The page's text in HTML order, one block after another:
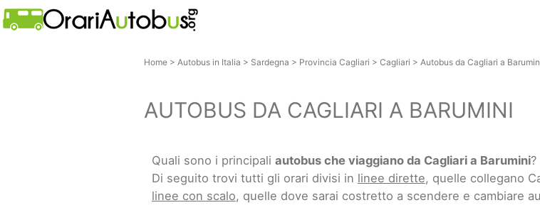
Home> Autobus in Italia > Sardegna > Provincia Cagliari > Cagliari > Autobus da Cagliari a
AUTOBUS DA CAGLIARI A BARUMINI
Quali sono i principali autobus che viaggiano da Cagliari a Barumini?
Di seguito trovi tutti gli orari divisi in linee dirette, quelle collegano
linee con scalo, quelle dove sarai costretto a scendere e cambiare